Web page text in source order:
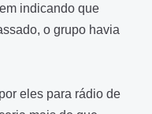
indicando que
o grupo havia
eles para rádio de